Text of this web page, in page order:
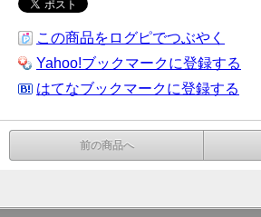
この商品をログピでつぶやく
Yahoo!ブックマークに登録する
はてなブックマークに登録する
前の商品へ